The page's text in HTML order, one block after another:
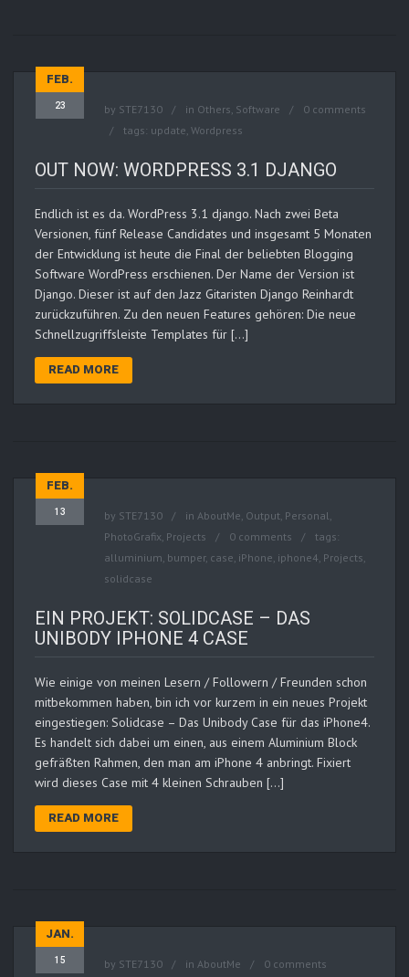
FEB.
23 by STE7130 in Others, Software
0 comments
tags: update, Wordpress
OUT NOW: WORDPRESS 3.1 DJANGO
Endlich ist es da. WordPress 3.1 django. Nach zwei Beta
Versionen, fünf Release Candidates und insgesamt 5 Monaten
der Entwicklung ist heute die Final der beliebten Blogging
Software WordPress erschienen. Der Name der Version ist
Django. Dieser ist auf den Jazz Gitaristen Django Reinhardt
zurückzuführen. Zu den neuen Features gehören: Die neue
Schnellzugriffsleiste Templates für […]
READ MORE
FEB.
13 by STE7130 in AboutMe, Output, Personal,
PhotoGrafix, Projects 0 comments
tags:
alluminium, bumper, case, iPhone, iphone4, Projects,
solidcase
EIN PROJEKT: SOLIDCASE – DAS
UNIBODY IPHONE 4 CASE
Wie einige von meinen Lesern / Followern / Freunden schon
mitbekommen haben, bin ich vor kurzem in ein neues Projekt
eingestiegen: Solidcase – Das Unibody Case für das iPhone4.
Es handelt sich dabei um einen, aus einem Aluminium Block
gefräßten Rahmen, den man am iPhone 4 anbringt. Fixiert
wird dieses Case mit 4 kleinen Schrauben […]
READ MORE
JAN.
15 by STE7130 in AboutMe 0 comments